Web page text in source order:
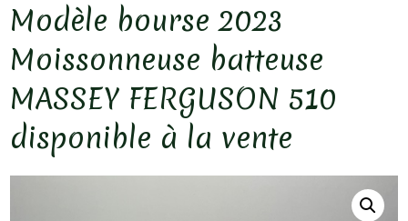
Modèle bourse 2023
Moissonneuse batteuse
MASSEY FERGUSON 510
disponible à la vente